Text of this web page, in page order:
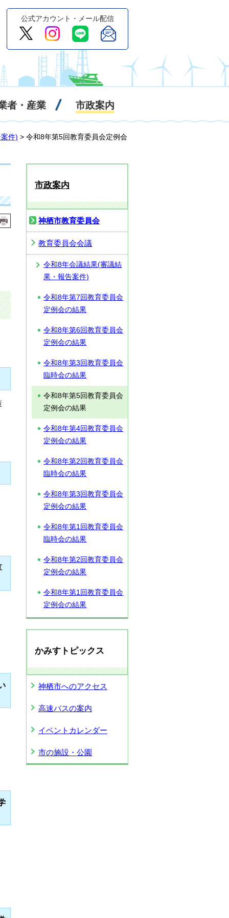
公式アカウント・メール配信
者・産業 市政案内
件) > 令和8年第5回教育委員会定例会
市政案内
神栖市教育委員会
教育委員会会議
令和8年会議結果(審議結
果・報告案件)
令和8年第7回教育委員会
定例会の結果
令和8年第6回教育委員会
定例会の結果
令和8年第3回教育委員会
臨時会の結果
令和8年第5回教育委員会
定例会の結果
令和8年第4回教育委員会
定例会の結果
令和8年第2回教育委員会
臨時会の結果
令和8年第3回教育委員会
定例会の結果
令和8年第1回教育委員会
臨時会の結果
令和8年第2回教育委員会
定例会の結果
令和8年第1回教育委員会
定例会の結果
かみすトピックス
神栖市へのアクセス
高速バスの案内
イベントカレンダー
市の施設・公園